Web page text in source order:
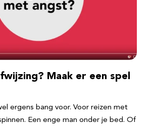
Maak er een spel
ergens bang voor. Voor reizen met
Een enge man onder je bed. Of